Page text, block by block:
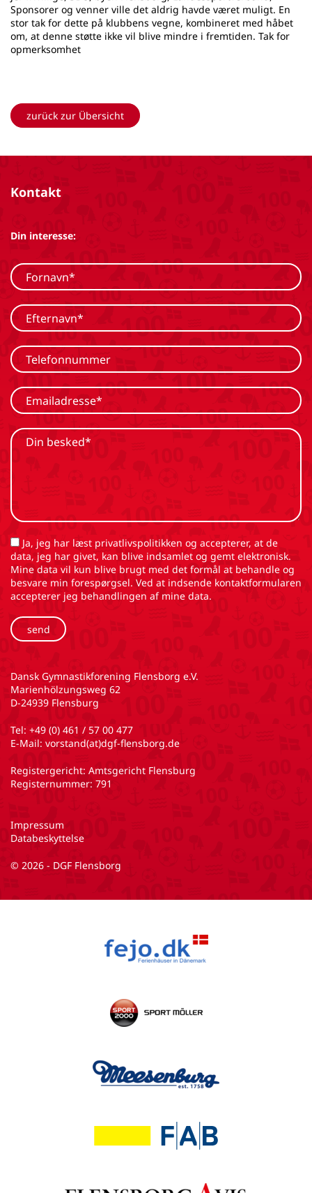
zurück zur Übersicht
Dansk Gymnastikforening Flensborg e.V.
Marienhölzungsweg 62
D-24939 Flensburg
Tel: +49 (0) 461 / 57 00 477
E-Mail: vorstand(at)dgf-flensborg.de
Registergericht: Amtsgericht Flensburg
Registernummer: 791
Impressum
Databeskyttelse
© 2026 - DGF Flensborg
Kontakt
Din interesse:
data, jeg har givet, kan blive indsamlet og gemt elektronisk.
Mine data vil kun blive brugt med det formål at behandle og
besvare min forespørgsel. Ved at indsende kontaktformularen
accepterer jeg behandlingen af mine data.